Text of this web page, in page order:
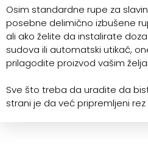
Osim standardne rupe za
posebne delimično izbušene
ali ako želite da instalirate
sudova ili automatski utikač,
prilagodite proizvod vašim
Sve što treba da uradite da
strani je da već pripremljeni